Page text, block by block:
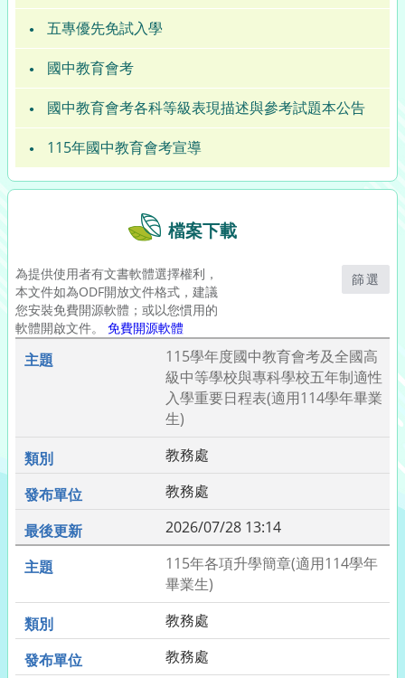
五專優先免試入學
國中教育會考
國中教育會考各科等級表現描述與參考試題本公告
115年國中教育會考宣導
檔案下載
為提供使用者有文書軟體選擇權利，
本文件如為ODF開放文件格式，建議
您安裝免費開源軟體；或以您慣用的
軟體開啟文件。 免費開源軟體
篩選
115學年度國中教育會考及全國高
級中等學校與專科學校五年制適性
入學重要日程表(適用114學年畢業
生)
教務處
教務處
2026/07/28 13:14
115年各項升學簡章(適用114學年
畢業生)
教務處
教務處